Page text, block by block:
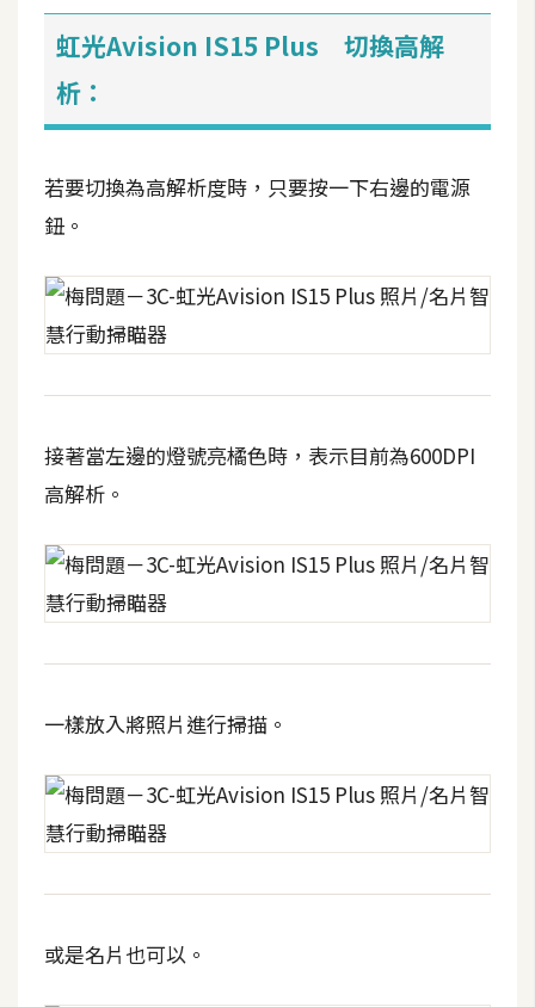
o
c
e
r
伺
服
器
設
定
源
免
費
示
免
型
A
開
虹光Avision IS15 Plus 切換高解
析：
若要切換為高解析度時，只要按一下右邊的電源
鈕。
接著當左邊的燈號亮橘色時，表示目前為600DPI
高解析。
一樣放入將照片進行掃描。
或是名片也可以。